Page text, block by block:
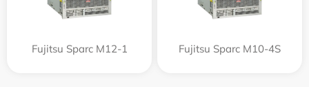
Fujitsu Sparc M12-1 Fujitsu Sparc M10-4S